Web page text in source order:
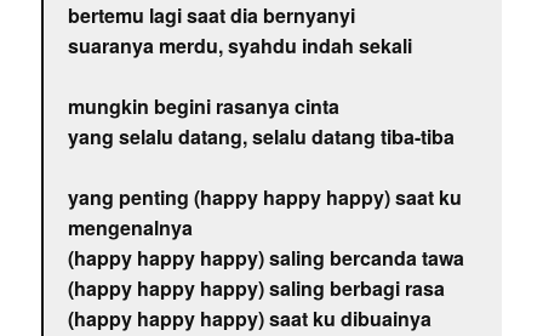
bertemu lagi saat dia bernyanyi
suaranya merdu, syahdu indah sekali
mungkin begini rasanya cinta
yang selalu datang, selalu datang tiba-tiba
yang penting (happy happy happy) saat ku
mengenalnya
(happy happy happy) saling bercanda tawa
(happy happy happy) saling berbagi rasa
(happy happy happy) saat ku dibuainya